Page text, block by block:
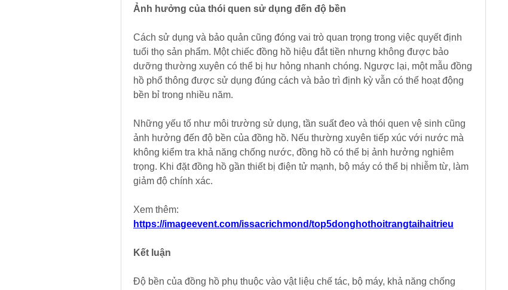
Ảnh hưởng của thói quen sử dụng đến độ bền
Cách sử dụng và bảo quản cũng đóng vai trò quan trọng trong việc quyết định
tuổi thọ sản phẩm. Một chiếc đồng hồ hiệu đắt tiền nhưng không được bảo
dưỡng thường xuyên có thể bị hư hỏng nhanh chóng. Ngược lại, một mẫu đồng
hồ phổ thông được sử dụng đúng cách và bảo trì định kỳ vẫn có thể hoạt động
bền bỉ trong nhiều năm.
Những yếu tố như môi trường sử dụng, tần suất đeo và thói quen vệ sinh cũng
ảnh hưởng đến độ bền của đồng hồ. Nếu thường xuyên tiếp xúc với nước mà
không kiểm tra khả năng chống nước, đồng hồ có thể bị ảnh hưởng nghiêm
trọng. Khi đặt đồng hồ gần thiết bị điện tử mạnh, bộ máy có thể bị nhiễm từ, làm
giảm độ chính xác.
https://imageevent.com/issacrichmond/top5donghothoitrangtaihaitrieu
Kết luận
Độ bền của đồng hồ phụ thuộc vào vật liệu chế tác, bộ máy, khả năng chống